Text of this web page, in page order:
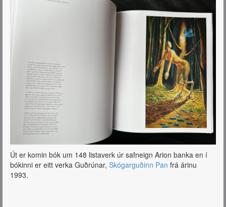
Út er komin bók um 148 listaverk úr safneign Arion banka en í
bókinni er eitt verka Guðrúnar, Skógarguðinn Pan frá árinu
1993.